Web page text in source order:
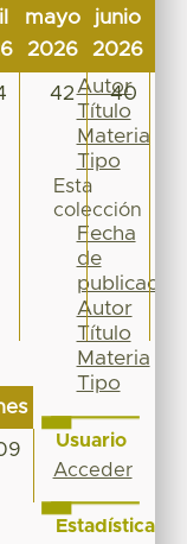
mayo
2026
junio
2026
42 40
Fecha
de
publicación
Autor
Título
Materia
Tipo
Esta
colección
Fecha
de
publicación
Autor
Título
Materia
Tipo
Usuario
Acceder
Estadísticas